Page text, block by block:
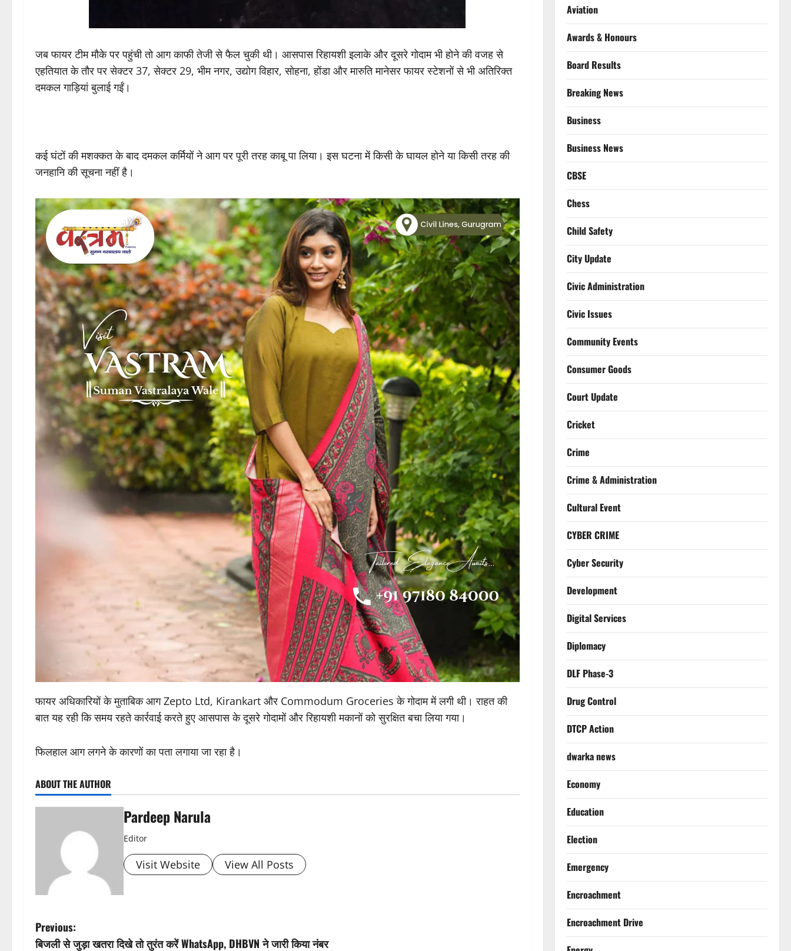
जब फायर टीम मौके पर पहुंची तो आग काफी तेजी से फैल चुकी थी। आसपास रिहायशी इलाके और दूसरे गोदाम भी होने की वजह से
एहतियात के तौर पर सेक्टर 37, सेक्टर 29, भीम नगर, उद्योग विहार, सोहना, होंडा और मारुति मानेसर फायर स्टेशनों से भी अतिरिक्त
दमकल गाड़ियां बुलाई गईं।
कई घंटों की मशक्कत के बाद दमकल कर्मियों ने आग पर पूरी तरह काबू पा लिया। इस घटना में किसी के घायल होने या किसी तरह की
जनहानि की सूचना नहीं है।
फायर अधिकारियों के मुताबिक आग Zepto Ltd, Kirankart और Commodum Groceries के गोदाम में लगी थी। राहत की
बात यह रही कि समय रहते कार्रवाई करते हुए आसपास के दूसरे गोदामों और रिहायशी मकानों को सुरक्षित बचा लिया गया।
फिलहाल आग लगने के कारणों का पता लगाया जा रहा है।
ABOUT THE AUTHOR
Pardeep Narula
Editor
Visit Website View All Posts
P
Previous:
बिजली से जुड़ा खतरा दिखे तो तुरंत करें WhatsApp, DHBVN ने जारी किया नंबर
Aviation
Awards & Honours
Board Results
Breaking News
Business
Business News
CBSE
Chess
Child Safety
City Update
Civic Administration
Civic Issues
Community Events
Consumer Goods
Court Update
Cricket
Crime
Crime & Administration
Cultural Event
CYBER CRIME
Cyber Security
Development
Digital Services
Diplomacy
DLF Phase-3
Drug Control
DTCP Action
dwarka news
Economy
Education
Election
Emergency
Encroachment
Encroachment Drive